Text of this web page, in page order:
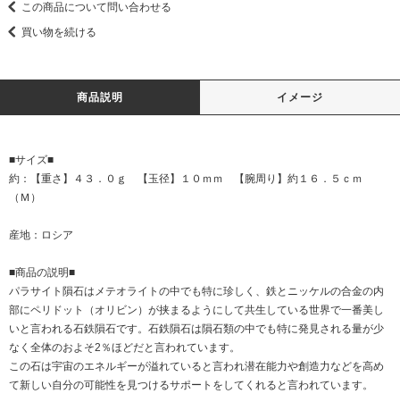
この商品について問い合わせる
買い物を続ける
商品説明 イメージ
■サイズ■
約：【重さ】４３．０ｇ 【玉径】１０ｍｍ 【腕周り】約１６．５ｃｍ
（Ｍ）
産地：ロシア
■商品の説明■
パラサイト隕石はメテオライトの中でも特に珍しく、鉄とニッケルの合金の内
部にペリドット（オリビン）が挟まるようにして共生している世界で一番美し
いと言われる石鉄隕石です。石鉄隕石は隕石類の中でも特に発見される量が少
なく全体のおよそ2％ほどだと言われています。
この石は宇宙のエネルギーが溢れていると言われ潜在能力や創造力などを高め
て新しい自分の可能性を見つけるサポートをしてくれると言われています。